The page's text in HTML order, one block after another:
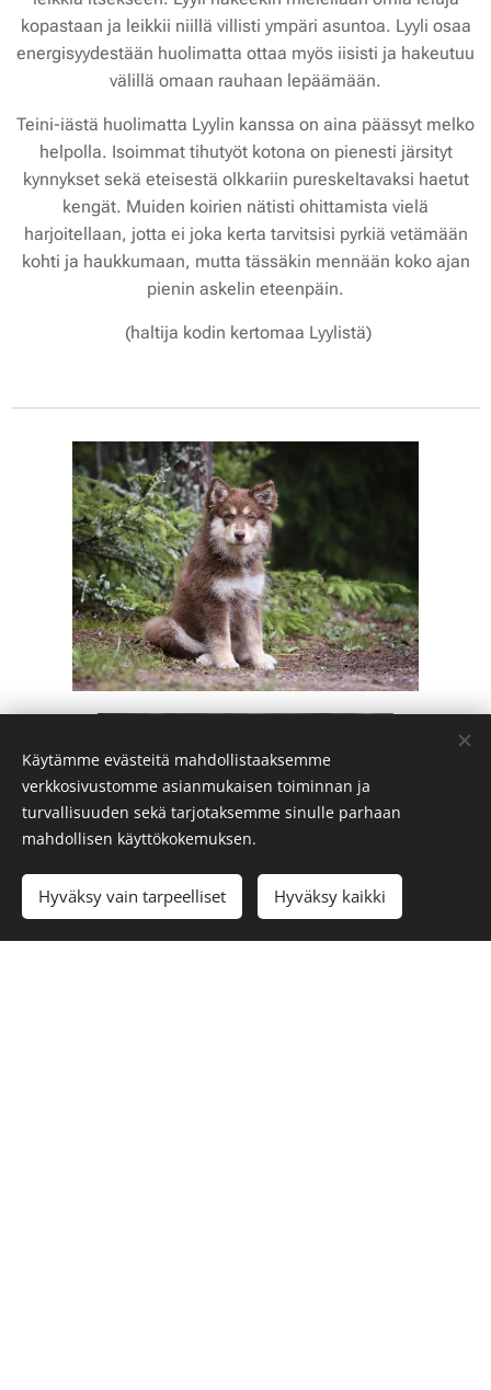
kopastaan ja leikkii niillä villisti ympäri asuntoa. Lyyli osaa
energisyydestään huolimatta ottaa myös iisisti ja hakeutuu
välillä omaan rauhaan lepäämään.
Teini-iästä huolimatta Lyylin kanssa on aina päässyt melko
helpolla. Isoimmat tihutyöt kotona on pienesti järsityt
kynnykset sekä eteisestä olkkariin pureskeltavaksi haetut
kengät. Muiden koirien nätisti ohittamista vielä
harjoitellaan, jotta ei joka kerta tarvitsisi pyrkiä vetämään
kohti ja haukkumaan, mutta tässäkin mennään koko ajan
pienin askelin eteenpäin.
(haltija kodin kertomaa Lyylistä)
Käytämme evästeitä mahdollistaaksemme
verkkosivustomme asianmukaisen toiminnan ja
turvallisuuden sekä tarjotaksemme sinulle parhaan
mahdollisen käyttökokemuksen.
Hyväksy vain tarpeelliset Hyväksy kaikki